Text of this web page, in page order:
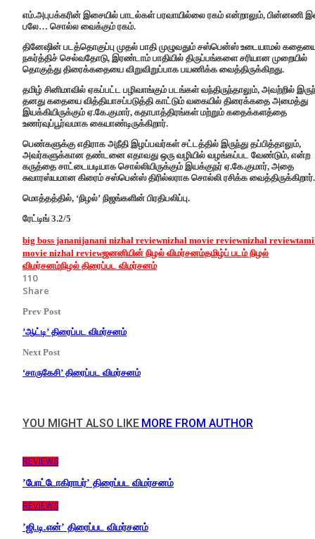
எம்.அபுபக்கரின் இசையில் பாடல்கள் பரவாயில்லை ரகம் என்றாலும், பின்னணி
பலே… சொல்ல வைக்கும் ரகம்.
தினேஷின் படத்தொகுப்பு முதல் பாதி முழுவதும் சஸ்பென்ஸ் உடையாமல்
நகர்த்திச் செல்வதோடு, இரண்டாம் பாதியில் திருப்பங்களை சரியான முறையில்
தொகுத்து திரைக்கதையை விறுவிறுப்பாக பயணிக்க வைத்திருக்கிறது.
தமிழ் சினிமாவில் ஏகப்பட்ட பழிவாங்கும் படங்கள் வந்திருந்தாலும், அவற்றில்
தனது கதையை வித்தியாசப்படுத்தி காட்டும் வகையில் திரைக்கதை அமைத்து
இயக்கியிருக்கும் ஏ.கே.குமார், கதாபாத்திரங்கள் மற்றும் கதைக்களத்தை
உணர்வுப்பூர்வமாக கையாண்டிருக்கிறார்.
பெண்களுக்கு எதிராக அநீதி இழப்பவர்கள் சட்டத்தில் இருந்து தப்பித்தாலும்,
அவர்களுக்கான தண்டனை எதாவது ஒரு வழியில் வழங்கப்பட வேண்டும், என்ற
கருத்தை சாட்டையடியாக சொல்லியிருக்கும் இயக்குநர் ஏ.கே.குமார், அதை
சுவாரஸ்யமான கிரைம் சஸ்பென்ஸ் திரில்லராக சொல்லி ரசிக்க வைத்திருக்கிறார்.
மொத்தத்தில், ‘நிழல்’ நிஜங்களின் பிரதிபலிப்பு.
ரேட்டிங் 3.2/5
big boss jananijanani nizhal reviewnizhal movie reviewnizhal review
movie nizhal reviewஜனனியின் நிழல் விமர்சனம்தமிழ்ப் படம் நிழல்
விமர்சனம்நிழல் திரைப்பட விமர்சனம்
110
Share
Prev Post
’ஆட்டி’ திரைப்பட விமர்சனம்
Next Post
‘சாருகேசி’ திரைப்பட விமர்சனம்
YOU MIGHT ALSO LIKE MORE FROM AUTHOR
REVIEWS
’போட்டோகிராபர்’ திரைப்பட விமர்சனம்
REVIEWS
’ஜி.டி.என்’ திரைப்பட விமர்சனம்